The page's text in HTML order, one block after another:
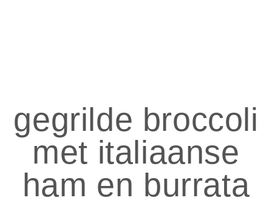
gegrilde broccoli
met italiaanse
ham en burrata